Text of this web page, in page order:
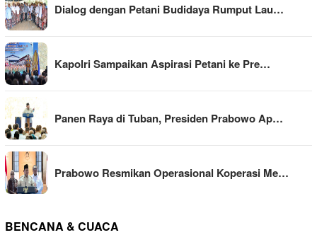
Dialog dengan Petani Budidaya Rumput Lau…
Kapolri Sampaikan Aspirasi Petani ke Pre…
Panen Raya di Tuban, Presiden Prabowo Ap…
Prabowo Resmikan Operasional Koperasi Me…
BENCANA & CUACA